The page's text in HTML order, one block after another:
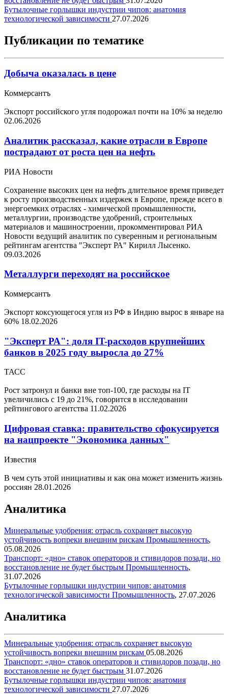
Бутылочные горлышки индустрии чипов: анатомия
технологической зависимости 27.07.2026
Публикации по тематике
Добыча оказалась в цене
Коммерсантъ
Экспорт российского угля подорожал почти на 10% за неделю
02.06.2026
Аналитик рассказал, какие отрасли в Европе
пострадают от роста цен на нефть
РИА Новости
Сохранение высоких цен на нефть длительное время приведет
к росту производственных издержек в Европе, прежде всего в
энергоемких отраслях - химической промышленности,
металлургии, производстве удобрений, строительных
материалов и машиностроении, прокомментировал РИА
Новости ведущий аналитик по суверенным и региональным
рейтингам агентства "Эксперт РА" Кирилл Лысенко.
09.03.2026
Металлурги переходят на российское
Коммерсантъ
Экспорт коксующегося угля из РФ в Индию вырос в январе на
60% 18.02.2026
"Эксперт РА": доля IT-расходов крупнейших
банков в 2025 году выросла до 27%
ТАСС
Рост затронул и банки вне топ-100, где расходы на IT
увеличились с 19 до 21%, говорится в исследовании
рейтингового агентства 11.02.2026
Цифровая ставка: правительство сфокусируется
на нацпроекте "Экономика данных"
Известия
В чем суть этой инициативы и как она может изменить жизнь
россиян 28.01.2026
Аналитика
Минеральные удобрения: отрасль сохраняет высокую
устойчивость вопреки внешним рискам Промышленность,
05.08.2026
Транспорт: «дно» ставок операторов и стивидоров позади, но
восстановление не будет быстрым Промышленность,
31.07.2026
Бутылочные горлышки индустрии чипов: анатомия
технологической зависимости Промышленность, 27.07.2026
Аналитика
Минеральные удобрения: отрасль сохраняет высокую
устойчивость вопреки внешним рискам 05.08.2026
Транспорт: «дно» ставок операторов и стивидоров позади, но
восстановление не будет быстрым 31.07.2026
Бутылочные горлышки индустрии чипов: анатомия
технологической зависимости 27.07.2026